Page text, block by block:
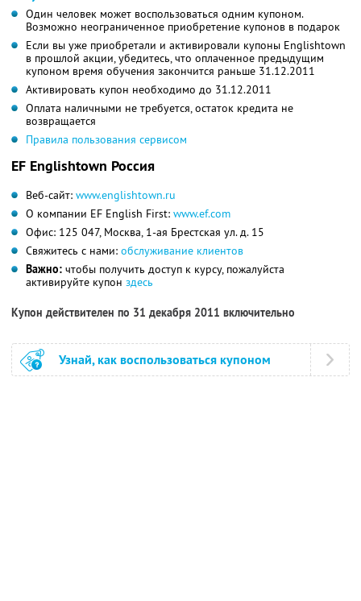
Один человек может воспользоваться одним купоном.
Возможно неограниченное приобретение купонов в подарок
Если вы уже приобретали и активировали купоны Englishtown
в прошлой акции, убедитесь, что оплаченное предыдущим
купоном время обучения закончится раньше 31.12.2011
Активировать купон необходимо до 31.12.2011
Оплата наличными не требуется, остаток кредита не
возвращается
Правила пользования сервисом
EF Englishtown Россия
Веб-сайт: www.englishtown.ru
О компании EF English First: www.ef.com
Офис: 125 047, Москва, 1-ая Брестская ул. д. 15
Свяжитесь с нами: обслуживание клиентов
Важно: чтобы получить доступ к курсу, пожалуйста
активируйте купон здесь
Купон действителен по 31 декабря 2011 включительно
Узнай, как воспользоваться купоном